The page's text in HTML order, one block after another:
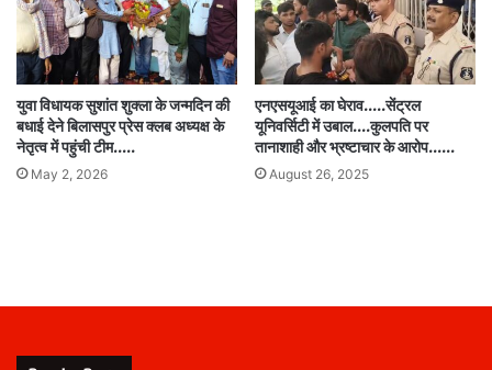
युवा विधायक सुशांत शुक्ला के जन्मदिन की
बधाई देने बिलासपुर प्रेस क्लब अध्यक्ष के
नेतृत्व में पहुंची टीम…..
May 2, 2026
एनएसयूआई का घेराव…..सेंट्रल
यूनिवर्सिटी में उबाल….कुलपति पर
तानाशाही और भ्रष्टाचार के आरोप……
August 26, 2025